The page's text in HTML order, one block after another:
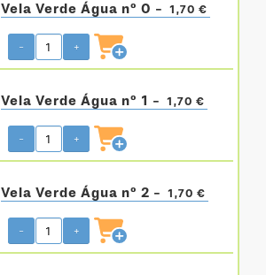
Vela Verde Água nº 0 - 1,70 €
- +
Vela Verde Água nº 1 - 1,70 €
- +
Vela Verde Água nº 2 - 1,70 €
- +